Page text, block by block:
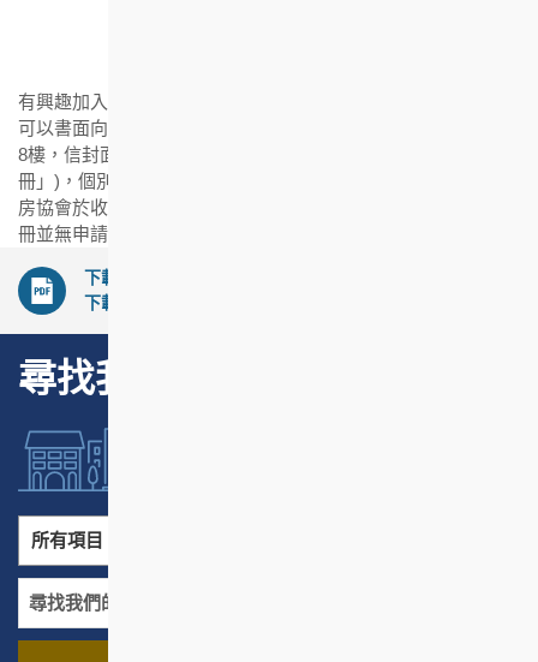
有興趣加入房協認可名冊的承辦商，如符合相關的基本資格，
可以書面向房協提出申請(申請遞交：香港鰂魚涌英皇道1063號
8樓，信封面請註明「申請加入房協物業管理部認可承辦商名
冊」)，個別名冊的有關條件及資格可瀏覽上列相關的超連結，
房協會於收到申請後聯絡有關承辦商；而申請加入房協認可名
冊並無申請時限。
下載的文件須以最新版本之Acrobat Reader來閱覽，如需
下載此軟件，請
尋找我們的項目
所有項目